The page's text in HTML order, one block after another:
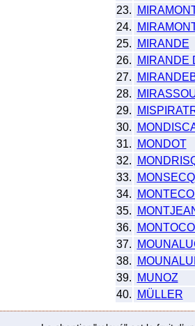
23.
24.
25.
MIRANDE
26.
MIRANDE
27.
28.
29.
30.
31.
MONDOT
32.
33.
MONSECQ
34.
35.
36.
37.
38.
39.
MUNOZ
40.
MÜLLER